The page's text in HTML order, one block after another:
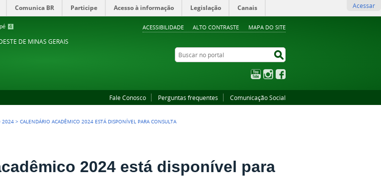
4 ACESSIBILIDADE ALTO CONTRASTE MAPA DO SITE
Comunica BR Participe Acesso à informação Legislação Canais Acessar
DE MINAS GERAIS
Buscar no portal
YouTubeInstagram
Fale Conosco Perguntas frequentes Comunicação Social
2024 >CALENDÁRIO ACADÊMICO 2024 ESTÁ DISPONÍVEL PARA CONSULTA
2024 está disponível para